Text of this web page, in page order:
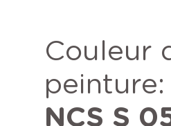
Couleur de
peinture:
NCS S